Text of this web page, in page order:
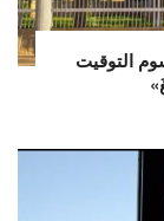
التوقيت